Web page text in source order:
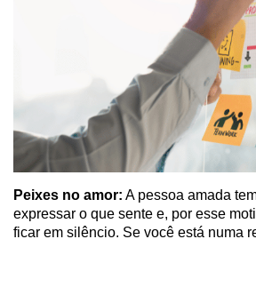
Peixes no amor: A pessoa amada
expressar o que sente e, por esse
ficar em silêncio. Se você está numa